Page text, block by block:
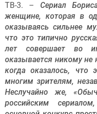
ТВ-3. – Сериал
женщине, которая в
оказываясь сильнее
что это типично
лет совершает во
оказывается никому
когда оказалось, что
многим зрителям,
Неслучайно же,
российским